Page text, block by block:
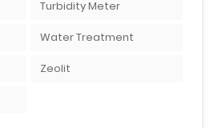
Turbidity Meter
Water Treatment
Zeolit